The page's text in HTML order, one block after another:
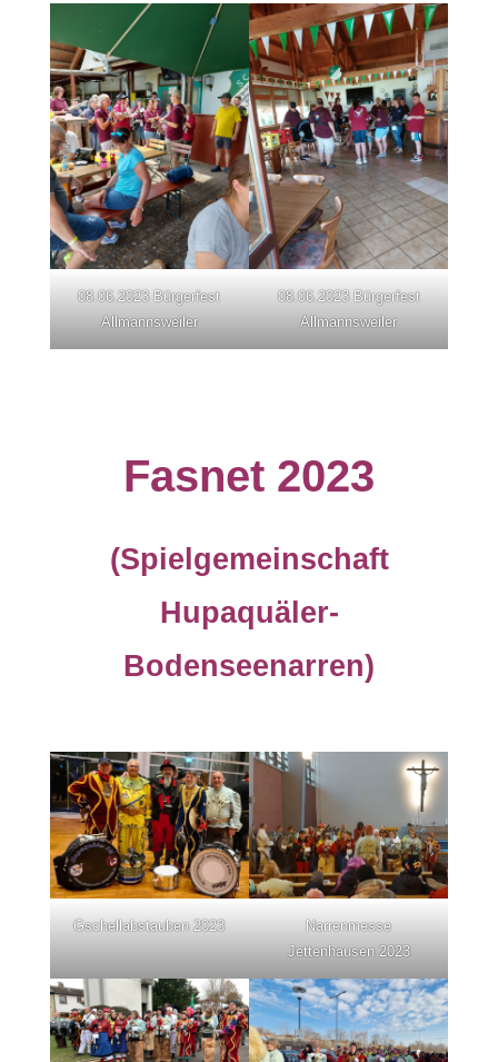
08.06.2023 Bürgerfest
Allmannsweiler
08.06.2023 Bürgerfest
Allmannsweiler
Fasnet 2023
(Spielgemeinschaft
Hupaquäler-
Bodenseenarren)
Gschellabstauben 2023
Narrenmesse
Jettenhausen 2023